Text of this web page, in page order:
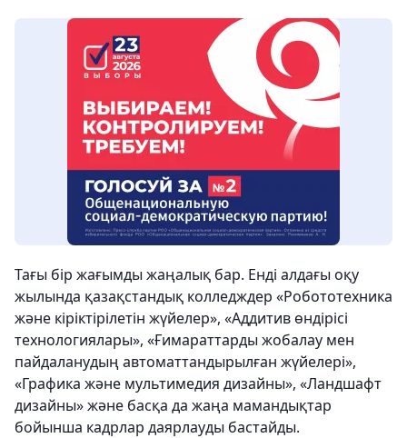
Тағы бір жағымды жаңалық бар. Енді алдағы оқу
жылында қазақстандық колледждер «Робототехника
және кіріктірілетін жүйелер», «Аддитив өндірісі
технологиялары», «Ғимараттарды жобалау мен
пайдаланудың автоматтандырылған жүйелері»,
«Графика және мультимедия дизайны», «Ландшафт
дизайны» және басқа да жаңа мамандықтар
бойынша кадрлар даярлауды бастайды.